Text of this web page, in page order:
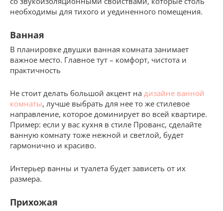
необходимы для тихого и уединенного помещения.
Ванная
В планировке двушки ванная комната занимает
важное место. Главное тут – комфорт, чистота и
практичность
Не стоит делать большой акцент на дизайне ванной
комнаты, лучше выбрать для нее то же стилевое
направление, которое доминирует во всей квартире.
Пример: если у вас кухня в стиле Прованс, сделайте
ванную комнату тоже нежной и светлой, будет
гармонично и красиво.
Интерьер ванны и туалета будет зависеть от их
размера.
Прихожая